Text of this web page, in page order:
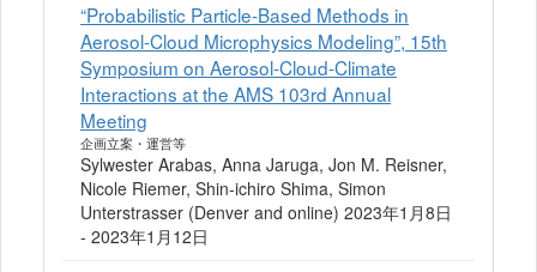
“Probabilistic Particle-Based Methods in
Aerosol-Cloud Microphysics Modeling”, 15th
Symposium on Aerosol-Cloud-Climate
Interactions at the AMS 103rd Annual
Meeting
企画立案・運営等
Sylwester Arabas, Anna Jaruga, Jon M. Reisner,
Nicole Riemer, Shin-ichiro Shima, Simon
Unterstrasser (Denver and online) 2023年1月8日
- 2023年1月12日